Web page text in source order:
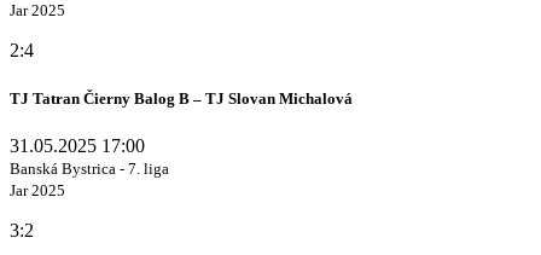
Jar 2025
2:4
TJ Tatran Čierny Balog B – TJ Slovan Michalová
31.05.2025 17:00
Banská Bystrica - 7. liga
Jar 2025
3:2